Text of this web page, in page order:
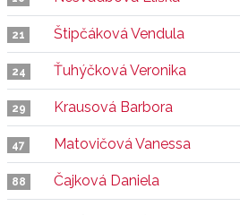
21 Štipčáková Vendula
24 Ťuhýčková Veronika
29 Krausová Barbora
47 Matovičová Vanessa
88 Čajková Daniela